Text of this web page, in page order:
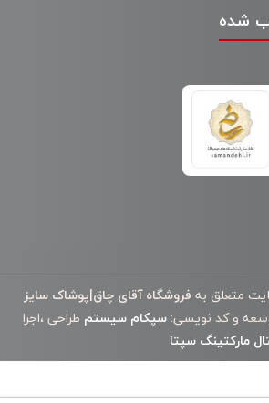
شده
متعلق به فروشگاه آقای چاق|پوشاک سایز
و کد نویسی: سپکام سیستم طراحی ،اجرا
مارکتینگ سپتا